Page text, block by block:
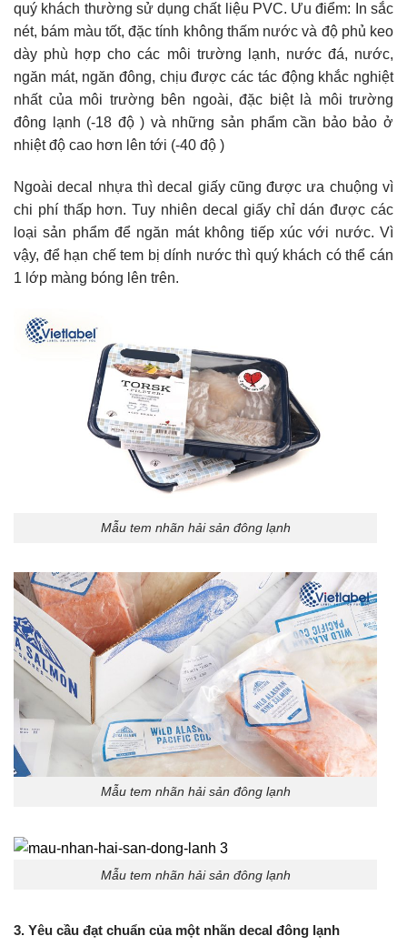
quý khách thường sử dụng chất liệu PVC. Ưu điểm: In sắc
nét, bám màu tốt, đặc tính không thấm nước và độ phủ keo
dày phù hợp cho các môi trường lạnh, nước đá, nước,
ngăn mát, ngăn đông, chịu được các tác động khắc nghiệt
nhất của môi trường bên ngoài, đặc biệt là môi trường
đông lạnh (-18 độ ) và những sản phẩm cần bảo bảo ở
nhiệt độ cao hơn lên tới (-40 độ )
Ngoài decal nhựa thì decal giấy cũng được ưa chuộng vì
chi phí thấp hơn. Tuy nhiên decal giấy chỉ dán được các
loại sản phẩm để ngăn mát không tiếp xúc với nước. Vì
vậy, để hạn chế tem bị dính nước thì quý khách có thể cán
1 lớp màng bóng lên trên.
Mẫu tem nhãn hải sản đông lạnh
Mẫu tem nhãn hải sản đông lạnh
Mẫu tem nhãn hải sản đông lạnh
3. Yêu cầu đạt chuẩn của một nhãn decal đông lạnh